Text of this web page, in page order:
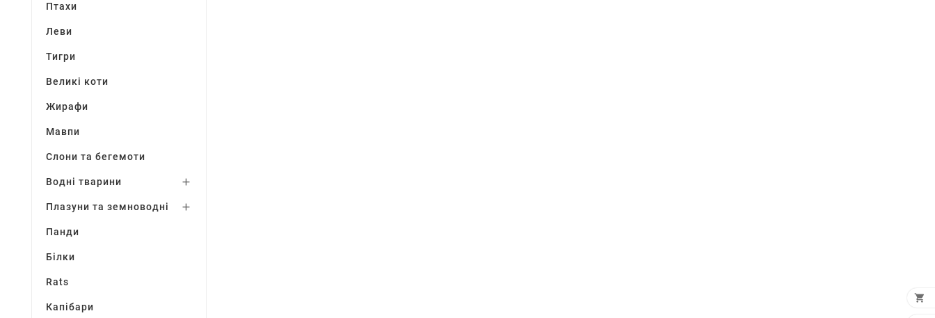
Птахи
Леви
Тигри
Великі коти
Жирафи
Мавпи
Слони та бегемоти
Водні тварини 
Плазуни та земноводні 
Панди
Білки
Rats
Капібари
